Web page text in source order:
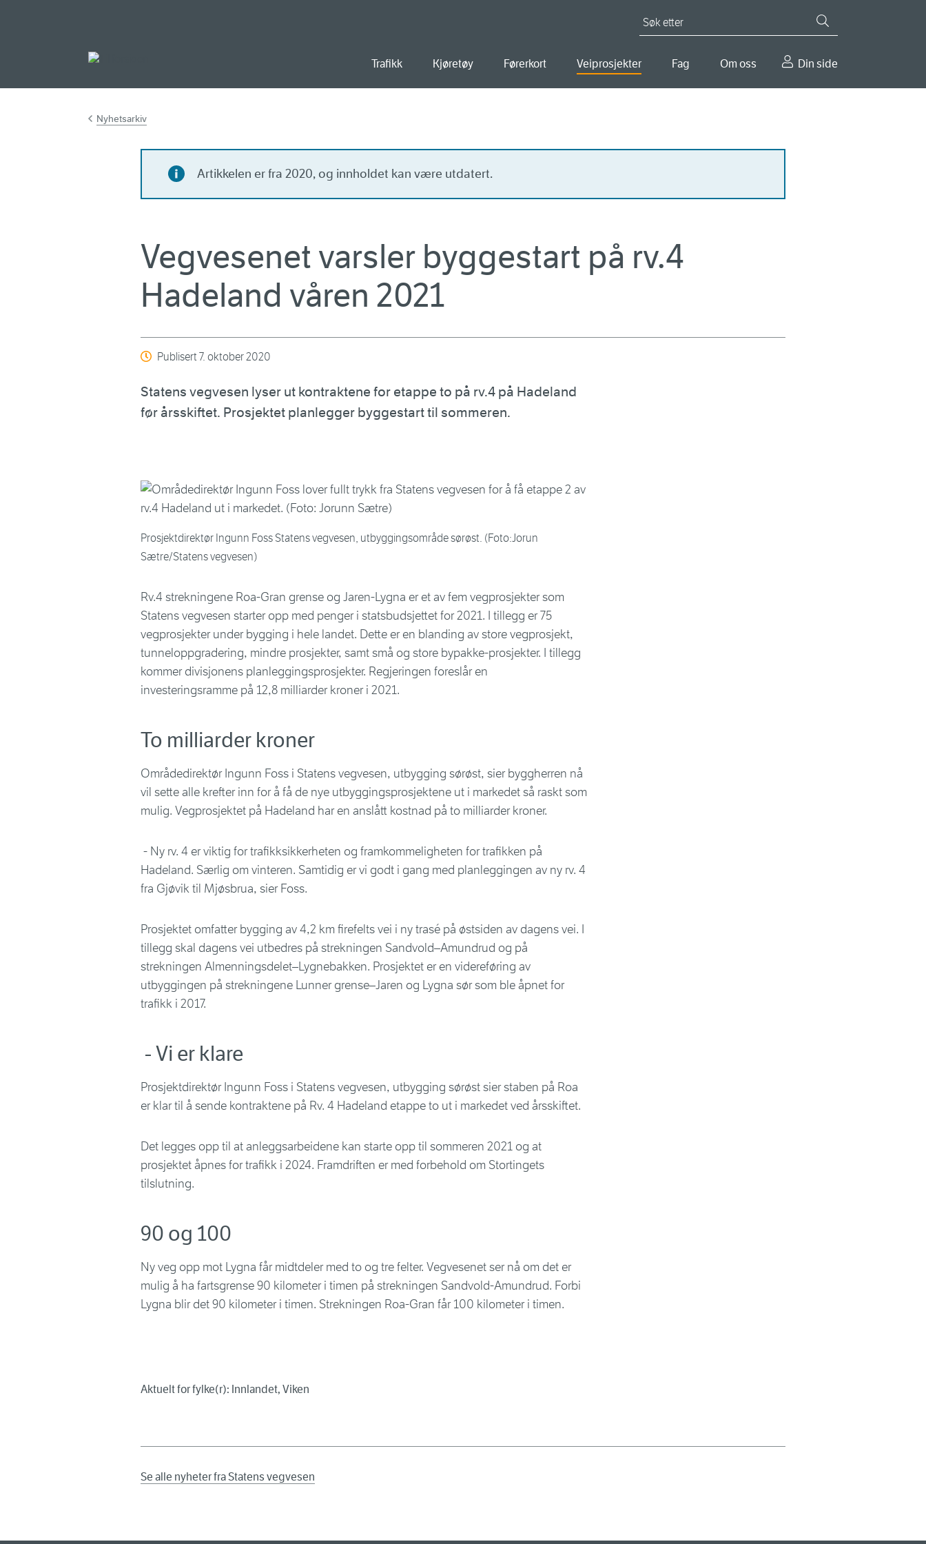
Trafikk Kjøretøy Førerkort Veiprosjekter Fag Om oss Din side
Nyhetsarkiv
Artikkelen er fra 2020, og innholdet kan være utdatert.
Vegvesenet varsler byggestart på rv.4
Hadeland våren 2021
Publisert7. oktober 2020
Statens vegvesen lyser ut kontraktene for etappe to på rv.4 på Hadeland
før årsskiftet. Prosjektet planlegger byggestart til sommeren.
Prosjektdirektør Ingunn Foss Statens vegvesen, utbyggingsområde sørøst. (Foto:Jorun
Sætre/Statens vegvesen)
Rv.4 strekningene Roa-Gran grense og Jaren-Lygna er et av fem vegprosjekter som
Statens vegvesen starter opp med penger i statsbudsjettet for 2021. I tillegg er 75
vegprosjekter under bygging i hele landet. Dette er en blanding av store vegprosjekt,
tunneloppgradering, mindre prosjekter, samt små og store bypakke-prosjekter. I tillegg
kommer divisjonens planleggingsprosjekter. Regjeringen foreslår en
investeringsramme på 12,8 milliarder kroner i 2021.
To milliarder kroner
Områdedirektør Ingunn Foss i Statens vegvesen, utbygging sørøst, sier byggherren nå
vil sette alle krefter inn for å få de nye utbyggingsprosjektene ut i markedet så raskt som
mulig. Vegprosjektet på Hadeland har en anslått kostnad på to milliarder kroner.
- Ny rv. 4 er viktig for trafikksikkerheten og framkommeligheten for trafikken på
Hadeland. Særlig om vinteren. Samtidig er vi godt i gang med planleggingen av ny rv. 4
fra Gjøvik til Mjøsbrua, sier Foss.
Prosjektet omfatter bygging av 4,2 km firefelts vei i ny trasé på østsiden av dagens vei. I
tillegg skal dagens vei utbedres på strekningen Sandvold–Amundrud og på
strekningen Almenningsdelet–Lygnebakken. Prosjektet er en videreføring av
utbyggingen på strekningene Lunner grense–Jaren og Lygna sør som ble åpnet for
trafikk i 2017.
- Vi er klare
Prosjektdirektør Ingunn Foss i Statens vegvesen, utbygging sørøst sier staben på Roa
er klar til å sende kontraktene på Rv. 4 Hadeland etappe to ut i markedet ved årsskiftet.
Det legges opp til at anleggsarbeidene kan starte opp til sommeren 2021 og at
prosjektet åpnes for trafikk i 2024. Framdriften er med forbehold om Stortingets
tilslutning.
90 og 100
Ny veg opp mot Lygna får midtdeler med to og tre felter. Vegvesenet ser nå om det er
mulig å ha fartsgrense 90 kilometer i timen på strekningen Sandvold-Amundrud. Forbi
Lygna blir det 90 kilometer i timen. Strekningen Roa-Gran får 100 kilometer i timen.
Aktuelt for fylke(r): Innlandet, Viken
Se alle nyheter fra Statens vegvesen